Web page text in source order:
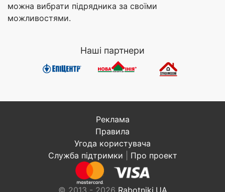
можна вибрати підрядника за своїми
можливостями.
Наші партнери
Реклама
Правила
Угода користувача
Служба підтримки
Про проект
© 2013 - 2026 Rabotniki.UA